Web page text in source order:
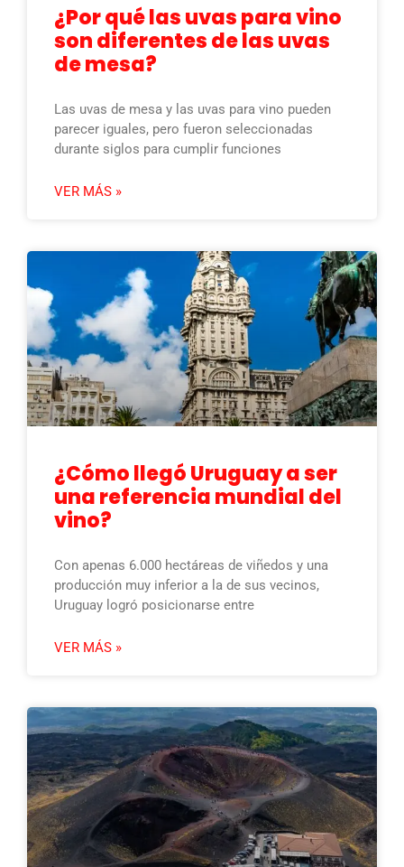
¿Por qué las uvas para vino
son diferentes de las uvas
de mesa?
Las uvas de mesa y las uvas para vino pueden
parecer iguales, pero fueron seleccionadas
durante siglos para cumplir funciones
VER MÁS »
¿Cómo llegó Uruguay a ser
una referencia mundial del
vino?
Con apenas 6.000 hectáreas de viñedos y una
producción muy inferior a la de sus vecinos,
Uruguay logró posicionarse entre
VER MÁS »